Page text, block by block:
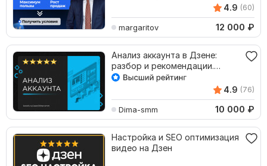
4.9 (60)
margaritov 12 000 ₽
Анализ аккаунта в Дзене:
разбор и рекомендации.
Консультация
4.9 (76)
Dima-smm 10 000 ₽
Настройка и SEO оптимизация
видео на Дзен